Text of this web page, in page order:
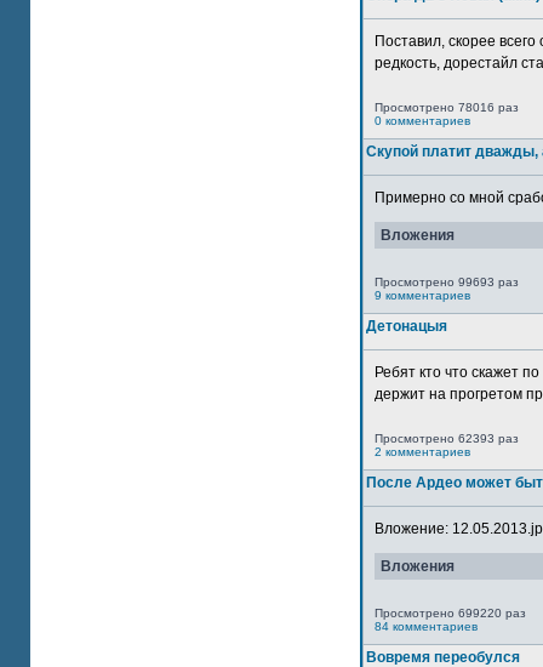
Поставил, скорее
редкость, дорестайл
Просмотрено 78016 раз
0 комментариев
Скупой платит
Примерно со мной
Вложения
Просмотрено 99693 раз
9 комментариев
Детонацыя
Ребят кто что скажет
держит на прогретом
Просмотрено 62393 раз
2 комментариев
После Ардео может
Вложение:
Вложения
Просмотрено 699220 раз
84 комментариев
Вовремя переобулся